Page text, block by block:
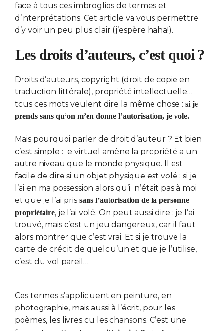
face à tous ces imbroglios de termes et
d’interprétations. Cet article va vous permettre
d’y voir un peu plus clair (j’espère haha!).
Les droits d’auteurs, c’est quoi ?
Droits d’auteurs, copyright (droit de copie en
traduction littérale), propriété intellectuelle…
tous ces mots veulent dire la même chose : si je
prends sans qu’on m’en donne l’autorisation, je vole.
Mais pourquoi parler de droit d’auteur ? Et bien
c’est simple : le virtuel amène la propriété a un
autre niveau que le monde physique. Il est
facile de dire si un objet physique est volé : si je
l’ai en ma possession alors qu’il n’était pas à moi
et que je l’ai pris sans l’autorisation de la personne
propriétaire, je l’ai volé. On peut aussi dire : je l’ai
trouvé, mais c’est un jeu dangereux, car il faut
alors montrer que c’est vrai. Et si je trouve la
carte de crédit de quelqu’un et que je l’utilise,
c’est du vol pareil…
Ces termes s’appliquent en peinture, en
photographie, mais aussi à l’écrit, pour les
poèmes, les livres ou les chansons. C’est une